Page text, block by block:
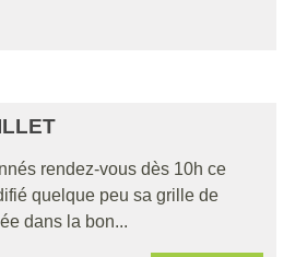
rendez-vous dès 10h ce
quelque peu sa grille de
dans la bon...